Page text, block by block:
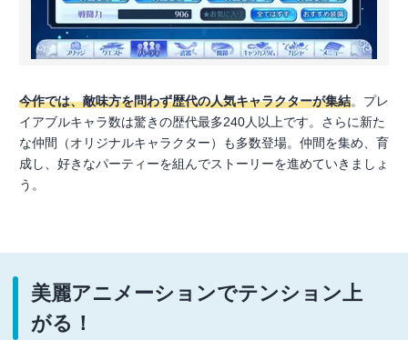
今作では、敵味方を問わず歴代の人気キャラクターが集結。プレ
イアブルキャラ数は驚きの歴代最多240人以上です。さらに新た
な仲間（オリジナルキャラクター）も多数登場。仲間を集め、育
成し、好きなパーティーを組んでストーリーを進めていきましょ
う。
美麗アニメーションでテンション上
がる！